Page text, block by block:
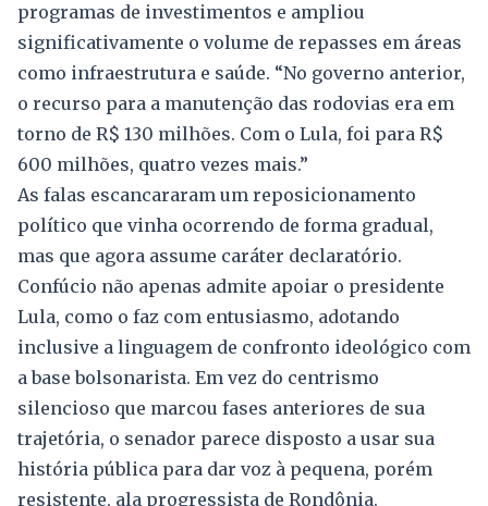
programas de investimentos e ampliou
significativamente o volume de repasses em áreas
como infraestrutura e saúde. “No governo anterior,
o recurso para a manutenção das rodovias era em
torno de R$ 130 milhões. Com o Lula, foi para R$
600 milhões, quatro vezes mais.”
As falas escancararam um reposicionamento
político que vinha ocorrendo de forma gradual,
mas que agora assume caráter declaratório.
Confúcio não apenas admite apoiar o presidente
Lula, como o faz com entusiasmo, adotando
inclusive a linguagem de confronto ideológico com
a base bolsonarista. Em vez do centrismo
silencioso que marcou fases anteriores de sua
trajetória, o senador parece disposto a usar sua
história pública para dar voz à pequena, porém
resistente, ala progressista de Rondônia.